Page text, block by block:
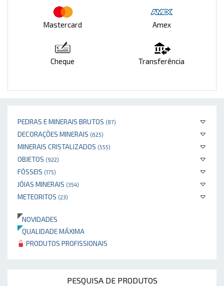
PEDRAS E MINERAIS BRUTOS (87)
DECORAÇÕES MINERAIS (625)
MINERAIS CRISTALIZADOS (555)
OBJETOS (922)
FÓSSEIS (175)
JÓIAS MINERAIS (354)
METEORITOS (23)
NOVIDADES
QUALIDADE MÁXIMA
PRODUTOS PROFISSIONAIS
PESQUISA DE PRODUTOS
Mastercard Amex
Cheque Transferência